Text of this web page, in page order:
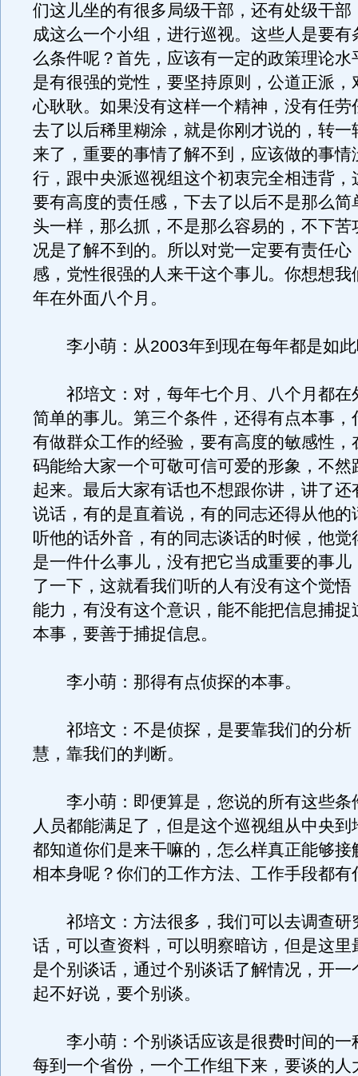
们这儿坐的有很多局级干部，还有处级干部
成这么一个小组，进行巡视。这些人是要有
么条件呢？首先，应该有一定的政策理论水
是有很强的党性，要坚持原则，公道正派，
心耿耿。如果没有这样一个精神，没有任劳
去了以后稀里糊涂，就是你刚才说的，转一
来了，重要的事情了解不到，应该做的事情
行，跟中央派巡视组这个初衷完全相违背，
要有高度的责任感，下去了以后不是那么简
头一样，那么抓，不是那么容易的，不下苦
况是了解不到的。所以对党一定要有责任心
感，党性很强的人来干这个事儿。你想想我
年在外面八个月。
李小萌：从2003年到现在每年都是如此
祁培文：对，每年七个月、八个月都在
简单的事儿。第三个条件，还得有点本事，
有做群众工作的经验，要有高度的敏感性，
码能给大家一个可敬可信可爱的形象，不然
起来。最后大家有话也不想跟你讲，讲了还
说话，有的是直着说，有的同志还得从他的
听他的话外音，有的同志谈话的时候，他觉
是一件什么事儿，没有把它当成重要的事儿
了一下，这就看我们听的人有没有这个觉悟
能力，有没有这个意识，能不能把信息捕捉
本事，要善于捕捉信息。
李小萌：那得有点侦探的本事。
祁培文：不是侦探，是要靠我们的分析
慧，靠我们的判断。
李小萌：即便算是，您说的所有这些条
人员都能满足了，但是这个巡视组从中央到
都知道你们是来干嘛的，怎么样真正能够接
相本身呢？你们的工作方法、工作手段都有
祁培文：方法很多，我们可以去调查研
话，可以查资料，可以明察暗访，但是这里
是个别谈话，通过个别谈话了解情况，开一
起不好说，要个别谈。
李小萌：个别谈话应该是很费时间的一
每到一个省份，一个工作组下来，要谈的人